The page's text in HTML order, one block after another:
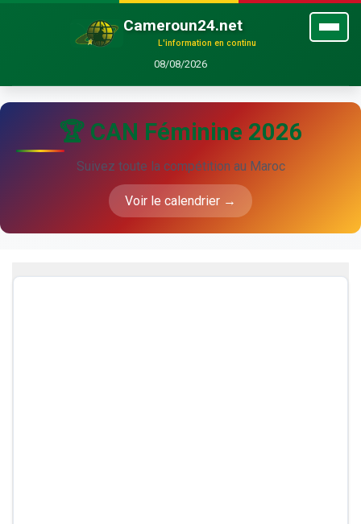
Cameroun24.net
L'information en continu
08/08/2026
🏆 CAN Féminine 2026
Suivez toute la compétition au Maroc
Voir le calendrier →